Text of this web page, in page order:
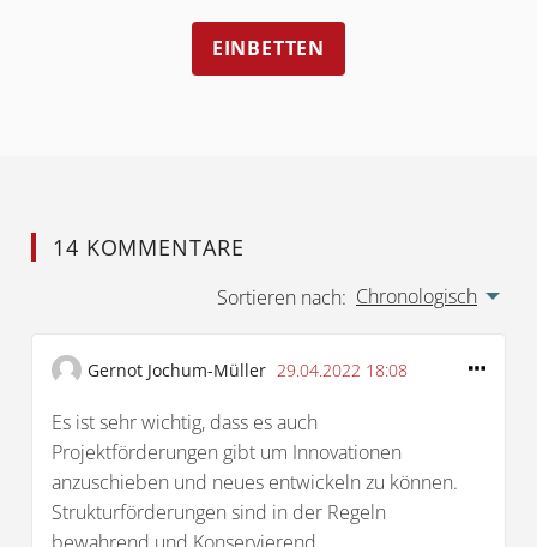
EINBETTEN
14 KOMMENTARE
Sortieren nach: Chronologisch
Gernot Jochum-Müller 29.04.2022 18:08
Es ist sehr wichtig, dass es auch
Projektförderungen gibt um Innovationen
anzuschieben und neues entwickeln zu können.
Strukturförderungen sind in der Regeln